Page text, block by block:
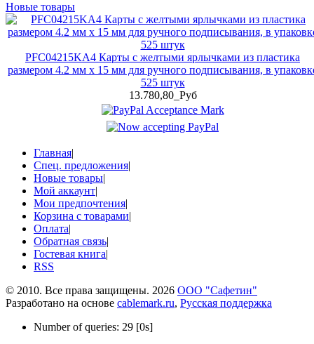
Новые товары
PFC04215KA4 Карты с желтыми ярлычками из пластика
размером 4.2 мм x 15 мм для ручного подписывания, в
525 штук
13.780,80_Руб
Главная|
Спец. предложения|
Новые товары|
Мой аккаунт|
Мои предпочтения|
Корзина с товарами|
Оплата|
Обратная связь|
Гостевая книга|
RSS
© 2010. Все права защищены. 2026 ООО "Сафетин"
Разработано на основе cablemark.ru, Русская поддержка
Number of queries: 29 [0s]